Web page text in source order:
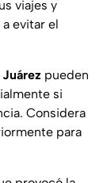
viajes y
evitar el
pueden
si
Considera
para